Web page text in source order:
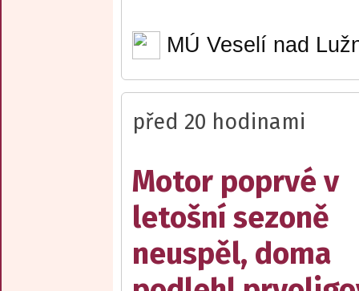
MÚ Veselí nad
před 20 hodinami
Motor poprvé v
letošní sezoně
neuspěl, doma